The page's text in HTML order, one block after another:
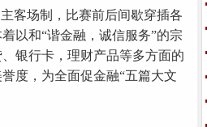
客场制，比赛前后间歇穿插各
以和“谐金融，诚信服务”的宗
银行卡，理财产品等多方面的
度，为全面促金融“五篇大文